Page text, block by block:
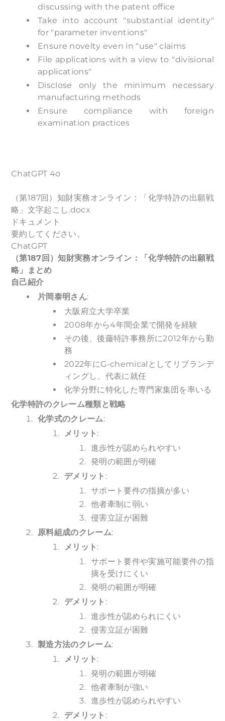
discussing with the patent office
Take into account "substantial identity"
for "parameter inventions"
Ensure novelty even in "use" claims
File applications with a view to "divisional
applications"
Disclose only the minimum necessary
manufacturing methods
Ensure compliance with foreign
examination practices
ChatGPT 4o
（第187回）知財実務オンライン：「化学特許の出願戦
略」文字起こし.docx
ドキュメント
要約してください。
ChatGPT
（第187回）知財実務オンライン：「化学特許の出願戦
略」まとめ
自己紹介
片岡泰明さん:
大阪府立大学卒業
2008年から4年間企業で開発を経験
その後、後藤特許事務所に2012年から勤
務
2022年にG-chemicalとしてリブランデ
ィングし、代表に就任
化学分野に特化した専門家集団を率いる
化学特許のクレーム種類と戦略
化学式のクレーム:
メリット :
進歩性が認められやすい
発明の範囲が明確
デメリット :
サポート要件の指摘が多い
他者牽制に弱い
侵害立証が困難
原料組成のクレーム:
メリット :
サポート要件や実施可能要件の指
摘を受けにくい
発明の範囲が明確
デメリット :
進歩性が認められにくい
侵害立証が困難
製造方法のクレーム:
メリット :
発明の範囲が明確
他者牽制が強い
進歩性が認められやすい
デメリット :